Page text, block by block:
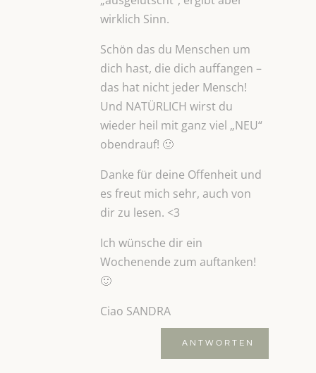
wirklich Sinn.
Schön das du Menschen um
dich hast, die dich auffangen –
das hat nicht jeder Mensch!
Und NATÜRLICH wirst du
wieder heil mit ganz viel „NEU“
obendrauf! 🙂
Danke für deine Offenheit und
es freut mich sehr, auch von
dir zu lesen. <3
Ich wünsche dir ein
Wochenende zum auftanken!
🙂
Ciao SANDRA
ANTWORTEN